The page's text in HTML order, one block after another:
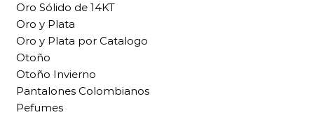
Oro Sólido de 14KT
Oro y Plata
Oro y Plata por Catalogo
Otoño
Otoño Invierno
Pantalones Colombianos
Pefumes